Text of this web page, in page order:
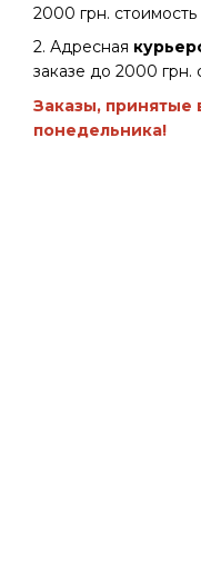
2000 грн. стоимость
2. Адресная
заказе до 2000 грн.
Заказы, принятые
понедельника!